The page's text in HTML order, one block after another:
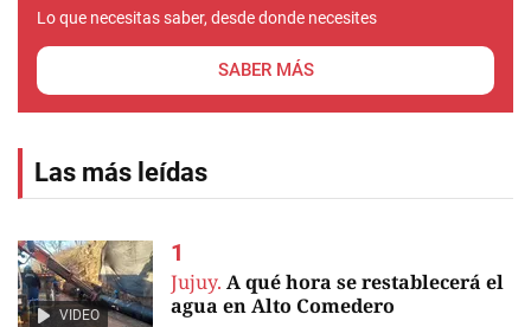
Lo que necesitas saber, desde donde necesites
SABER MÁS
Las más leídas
VIDEO
Jujuy. A qué hora se restablecerá el
agua en Alto Comedero